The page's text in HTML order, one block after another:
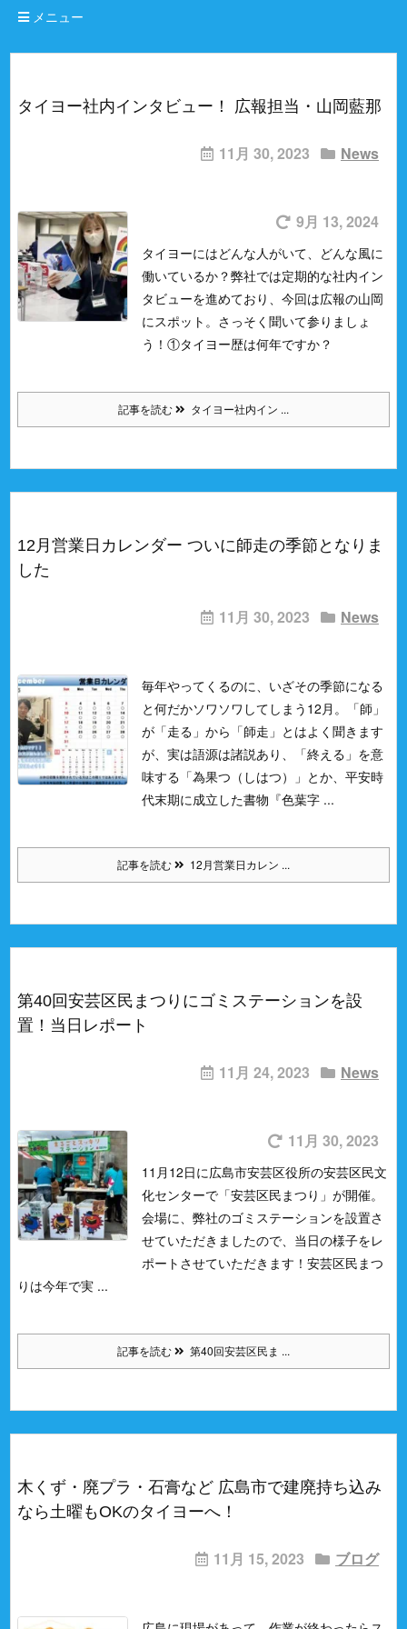
メニュー
タイヨー社内インタビュー！ 広報担当・山岡藍那
11月 30, 2023 News
9月 13, 2024
タイヨーにはどんな人がいて、どんな風に
働いているか？弊社では定期的な社内イン
タビューを進めており、今回は広報の山岡
にスポット。 さっそく聞いて参りましょ
う！ ①タイヨー歴は何年ですか？
記事を読む タイヨー社内イン ...
12月営業日カレンダー ついに師走の季節となりま
した
11月 30, 2023 News
毎年やってくるのに、いざその季節になる
と何だかソワソワしてしまう12月。
「師」
が「走る」から「師走」とはよく聞きます
が、実は語源は諸説あり、「終える」を意
味する「為果つ（しはつ）」とか、平安時
代末期に成立した書物『色葉字 ...
記事を読む 12月営業日カレン ...
第40回安芸区民まつりにゴミステーションを設
置！当日レポート
11月 24, 2023 News
11月 30, 2023
11月12日に広島市安芸区役所の安芸区民文
化センターで「安芸区民まつり」が開催。
会場に、弊社のゴミステーションを設置さ
せていただきましたので、当日の様子をレ
ポートさせていただきます！ 安芸区民まつ
りは今年で実 ...
記事を読む 第40回安芸区民ま ...
木くず・廃プラ・石膏など 広島市で建廃持ち込み
なら土曜もOKのタイヨーへ！
11月 15, 2023 ブログ